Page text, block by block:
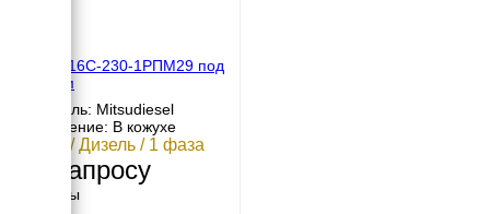
МД АД-16С-230-1РПМ29 под
капотом
Двигатель: Mitsudiesel
Исполнение: В кожухе
16 кВт / Дизель / 1 фаза
По запросу
Размеры